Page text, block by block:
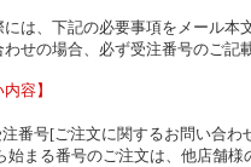
は、下記の必要事項をメール本
わせの場合、必ず受注番号のご記
容】
番号[ご注文に関するお問い合わ
まる番号のご注文は、他店舗様